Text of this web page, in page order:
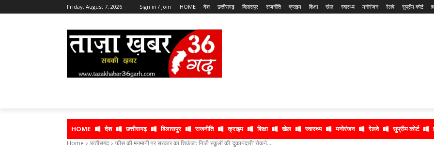
Friday, August 7, 2026 Sign in / Join HOME देश छत्तीसगढ़ बिलासपुर राजनीति क्राइम शिक्षा खेल स्वास्थ्य मनोरंजन रेलवे सुप्रीम कोर्ट
HOME देश छत्तीसगढ़ बिलासपुर राजनीति क्राइम शिक्षा खेल स्वास्थ्य मनोरंजन रेलवे सुप्रीम कोर्ट
Home छत्तीसगढ़ फीस की मनमानी पर सरकार का शिकंजा: निजी स्कूलों की ‘दुकानदारी’ रोकने...